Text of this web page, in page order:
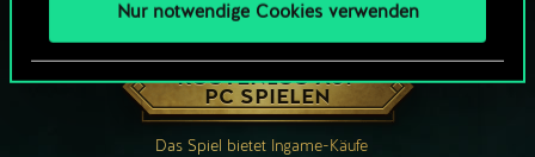
Nur notwendige Cookies verwenden
WIE WÄR’S MIT EINER RUNDE GWENT?
KOSTENLOS AUF
PC SPIELEN
Das Spiel bietet Ingame-Käufe